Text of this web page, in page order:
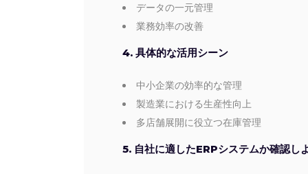
データの一元管理
業務効率の改善
4. 具体的な活用シーン
中小企業の効率的な管理
製造業における生産性向上
多店舗展開に役立つ在庫管理
5. 自社に適したERPシステムか確認し